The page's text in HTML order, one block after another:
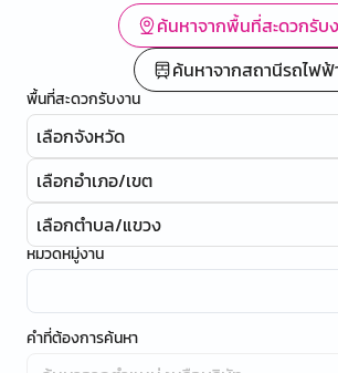
ค้นหาจากพื้นที่สะดวกรับ
ค้นหาจากสถานีรถไฟฟ้
พื้นที่สะดวกรับงาน
เลือกจังหวัด
เลือกอำเภอ/เขต
เลือกตำบล/แขวง
หมวดหมู่งาน
คำที่ต้องการค้นหา